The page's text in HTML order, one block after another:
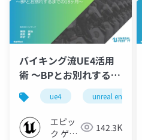
バイキング流UE4活用
術 ～BPとお別れするま
での18ヶ月～
ue4 unreal engine 4
エピッ
ク ゲー
142.3K